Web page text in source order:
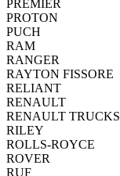
PREMIER
PROTON
PUCH
RAM
RANGER
RAYTON FISSORE
RELIANT
RENAULT
RENAULT TRUCKS
RILEY
ROLLS-ROYCE
ROVER
RUF